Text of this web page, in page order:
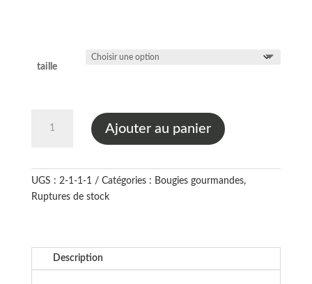
taille
parfum
lait
Ajouter au panier
UGS : 2-1-1-1 Catégories : Bougies gourmandes,
Ruptures de stock
Description